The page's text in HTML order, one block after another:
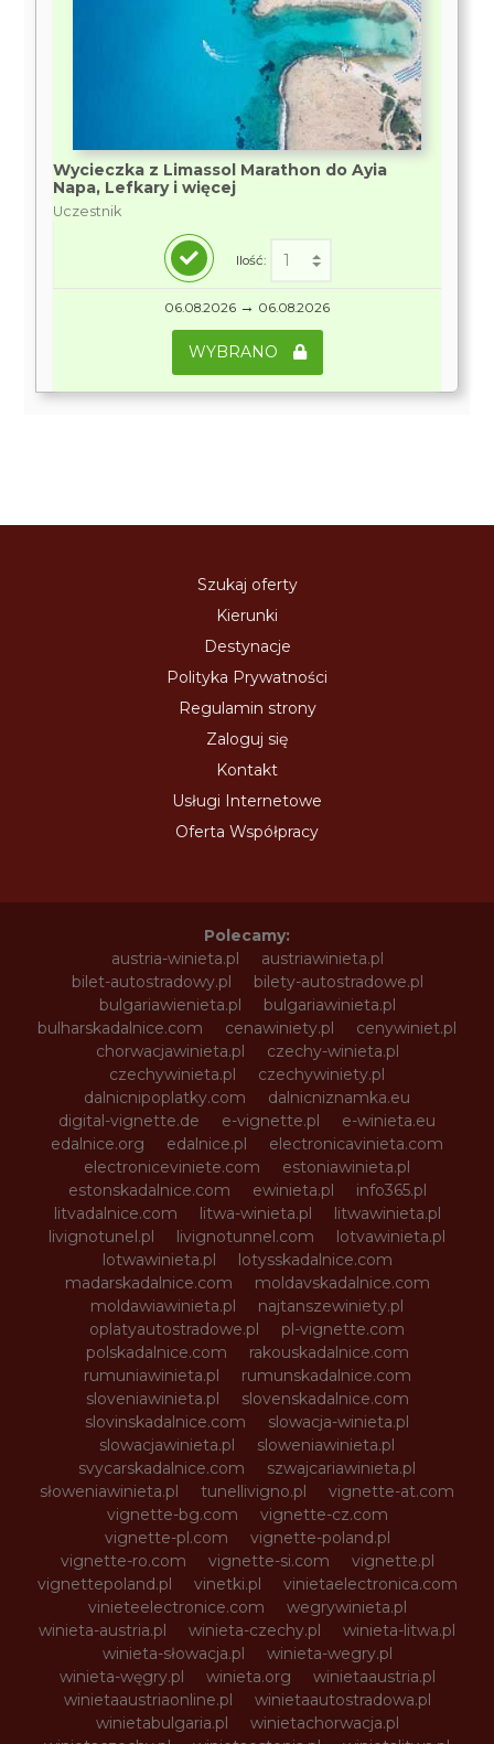
Wycieczka z Limassol Marathon do Ayia
Napa, Lefkary i więcej
Uczestnik
Ilość:
06.08.2026 → 06.08.2026
WYBRANO
Szukaj oferty
Kierunki
Destynacje
Polityka Prywatności
Regulamin strony
Zaloguj się
Kontakt
Usługi Internetowe
Oferta Współpracy
Polecamy:
austria-winieta.pl
austriawinieta.pl
bilet-autostradowy.pl
bilety-autostradowe.pl
bulgariawienieta.pl
bulgariawinieta.pl
bulharskadalnice.com
cenawiniety.pl
cenywiniet.pl
chorwacjawinieta.pl
czechy-winieta.pl
czechywinieta.pl
czechywiniety.pl
dalnicnipoplatky.com
dalnicniznamka.eu
digital-vignette.de
e-vignette.pl
e-winieta.eu
edalnice.org
edalnice.pl
electronicavinieta.com
electroniceviniete.com
estoniawinieta.pl
estonskadalnice.com
ewinieta.pl
info365.pl
litvadalnice.com
litwa-winieta.pl
litwawinieta.pl
livignotunel.pl
livignotunnel.com
lotvawinieta.pl
lotwawinieta.pl
lotysskadalnice.com
madarskadalnice.com
moldavskadalnice.com
moldawiawinieta.pl
najtanszewiniety.pl
oplatyautostradowe.pl
pl-vignette.com
polskadalnice.com
rakouskadalnice.com
rumuniawinieta.pl
rumunskadalnice.com
sloveniawinieta.pl
slovenskadalnice.com
slovinskadalnice.com
slowacja-winieta.pl
slowacjawinieta.pl
sloweniawinieta.pl
svycarskadalnice.com
szwajcariawinieta.pl
słoweniawinieta.pl
tunellivigno.pl
vignette-at.com
vignette-bg.com
vignette-cz.com
vignette-pl.com
vignette-poland.pl
vignette-ro.com
vignette-si.com
vignette.pl
vignettepoland.pl
vinetki.pl
vinietaelectronica.com
vinieteelectronice.com
wegrywinieta.pl
winieta-austria.pl
winieta-czechy.pl
winieta-litwa.pl
winieta-słowacja.pl
winieta-wegry.pl
winieta-węgry.pl
winieta.org
winietaaustria.pl
winietaaustriaonline.pl
winietaautostradowa.pl
winietabulgaria.pl
winietachorwacja.pl